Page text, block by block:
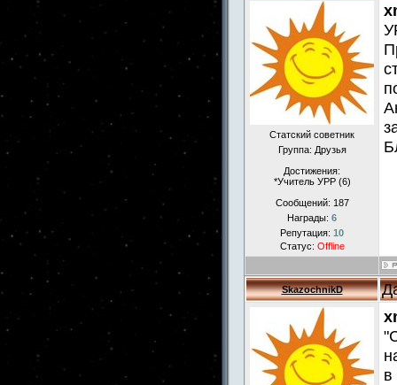
Статский советник
Группа: Друзья
Достижения:
*Учитель УРР (6)
Сообщений: 187
Награды: 6
Репутация: 10
Статус: Offline
SkazochnikD
в